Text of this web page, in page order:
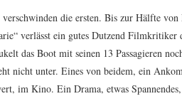
die ersten. Bis zur Hälfte
verlässt ein gutes Dutzend
das Boot mit seinen 13 Passagieren
nicht unter. Eines von beidem, ein
im Kino. Ein Drama, etwas